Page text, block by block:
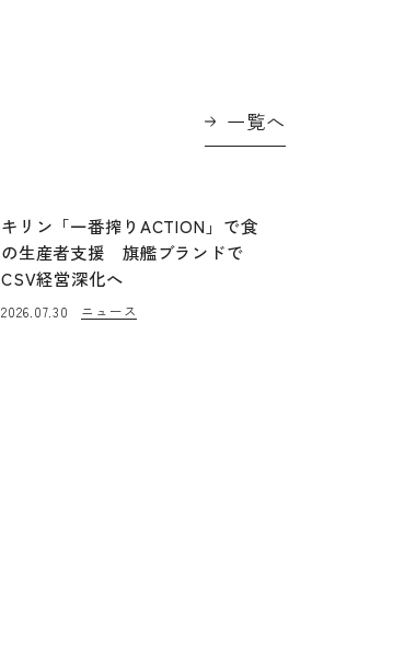
一覧へ
キリン「一番搾りACTION」で食
の生産者支援 旗艦ブランドで
CSV経営深化へ
2026.07.30 ニュース